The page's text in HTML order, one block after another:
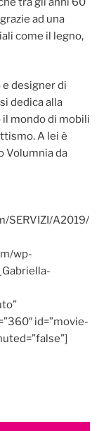
ad una
come il legno,
designer di
dedica alla
mondo di mobili
A lei è
Volumnia da
SERVIZI/A2019/
wp-
id=”movie-